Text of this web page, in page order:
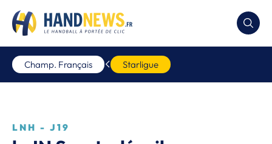
Champ. Français Starligue
LNH - J19